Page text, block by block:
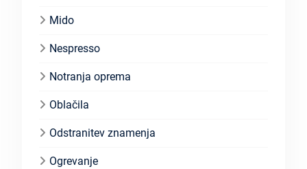
Mido
Nespresso
Notranja oprema
Oblačila
Odstranitev znamenja
Ogrevanje